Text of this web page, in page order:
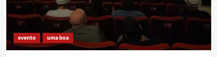
evento uma boa